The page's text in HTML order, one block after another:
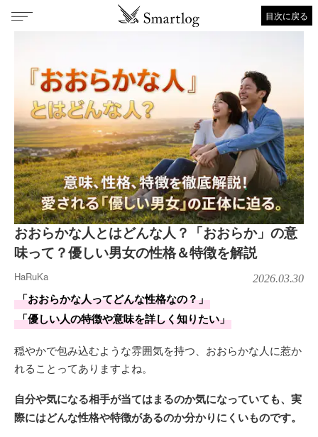
目次に戻る
おおらかな人とはどんな人？「おおらか」の意
味って？優しい男女の性格＆特徴を解説
HaRuKa 2026.03.30
「おおらかな人ってどんな性格なの？」
「優しい人の特徴や意味を詳しく知りたい」
穏やかで包み込むような雰囲気を持つ、おおらかな人に惹か
れることってありますよね。
自分や気になる相手が当てはまるのか気になっていても、実
際にはどんな性格や特徴があるのか分かりにくいものです。